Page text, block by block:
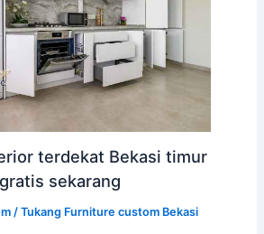
terdekat Bekasi timur
sekarang
/ Tukang Furniture custom Bekasi